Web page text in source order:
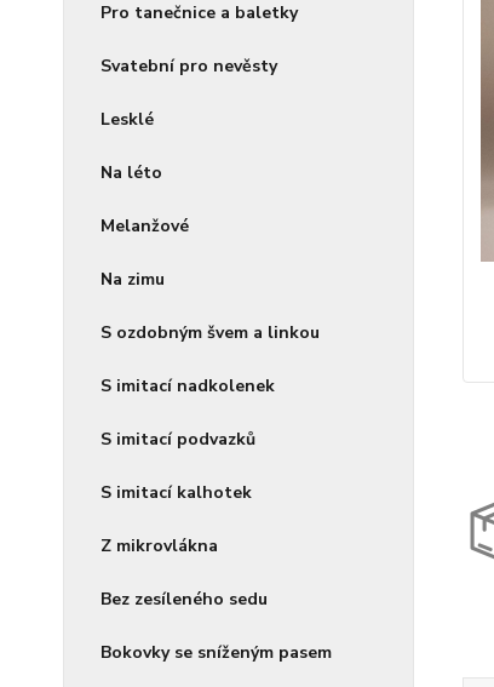
Pro tanečnice a baletky
Svatební pro nevěsty
Lesklé
Na léto
Melanžové
Na zimu
S ozdobným švem a linkou
S imitací nadkolenek
S imitací podvazků
S imitací kalhotek
Z mikrovlákna
Bez zesíleného sedu
Bokovky se sníženým pasem